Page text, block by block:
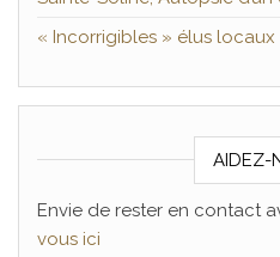
« Incorrigibles » élus locaux
AIDEZ-
Envie de rester en contact
vous ici